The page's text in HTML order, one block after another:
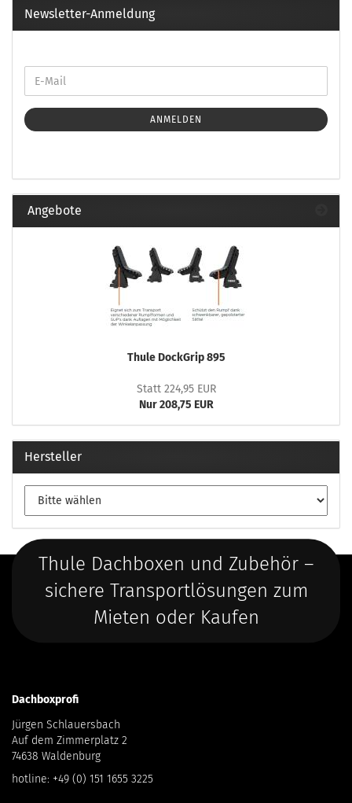
Newsletter-Anmeldung
ANMELDEN
Angebote
Thule DockGrip 895
Statt 224,95 EUR
Nur 208,75 EUR
Hersteller
Thule Dachboxen und Zubehör –
sichere Transportlösungen zum
Mieten oder Kaufen
Dachboxprofi
Jürgen Schlauersbach
Auf dem Zimmerplatz 2
74638 Waldenburg
hotline: +49 (0) 151 1655 3225